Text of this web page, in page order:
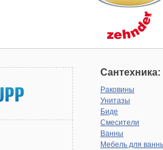
Сантехника:
Раковины
Унитазы
Биде
Смесители
Ванны
Мебель для